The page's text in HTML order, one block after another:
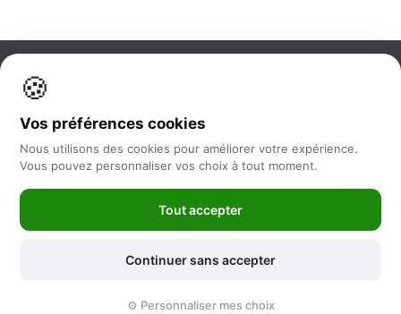
Information
Nos services
Newsletter
Mentions Légales-Conditions générales de vente
🍪
Vos préférences cookies
Nous utilisons des cookies pour améliorer votre expérience.
Vous pouvez personnaliser vos choix à tout moment.
Tout accepter
Continuer sans accepter
⚙️ Personnaliser mes choix